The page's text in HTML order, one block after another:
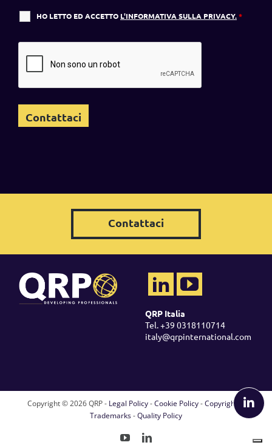
HO LETTO ED ACCETTO L'INFORMATIVA SULLA PRIVACY.*
Contattaci
QRP Italia
Tel. +39 0318110714
italy@qrpinternational.com
Copyright ©2026 QRP - Legal Policy-Cookie Policy-Copyright &
Trademarks-Quality Policy
YouTubeLinkedIn